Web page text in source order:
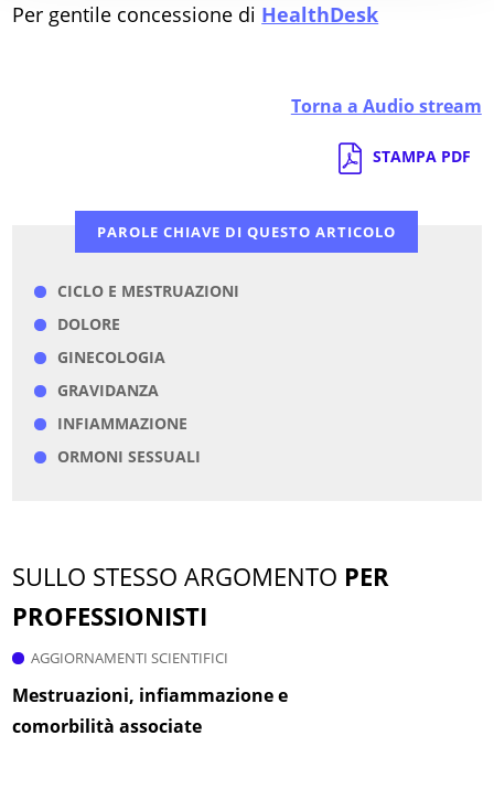
Per gentile concessione di HealthDesk
Torna a Audio stream
STAMPA PDF
PAROLE CHIAVE DI QUESTO ARTICOLO
CICLO E MESTRUAZIONI
DOLORE
GINECOLOGIA
GRAVIDANZA
INFIAMMAZIONE
ORMONI SESSUALI
SULLO STESSO ARGOMENTO PER
PROFESSIONISTI
AGGIORNAMENTI SCIENTIFICI
Mestruazioni, infiammazione e
comorbilità associate